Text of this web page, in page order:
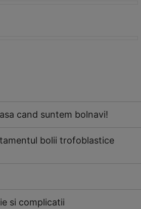
cand suntem bolnavi!
bolii trofoblastice
si complicatii